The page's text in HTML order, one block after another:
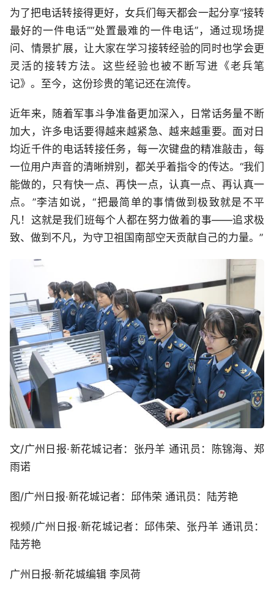
为了把电话转接得更好，女兵们每天都会一起分享“接转
最好的一件电话”“处置最难的一件电话”，通过现场提
问、情景扩展，让大家在学习接转经验的同时也学会更
灵活的接转方法。这些经验也被不断写进《老兵笔
记》。至今，这份珍贵的笔记还在流传。
近年来，随着军事斗争准备更加深入，日常话务量不断
加大，许多电话要得越来越紧急、越来越重要。面对日
均近千件的电话转接任务，每一次键盘的精准敲击，每
一位用户声音的清晰辨别，都关乎着指令的传达。“我们
能做的，只有快一点、再快一点，认真一点、再认真一
点。”李洁如说，“把最简单的事情做到极致就是不平
凡！这就是我们班每个人都在努力做着的事——追求极
致、做到不凡，为守卫祖国南部空天贡献自己的力量。”
文/广州日报·新花城记者：张丹羊 通讯员：陈锦海、郑
雨诺
图/广州日报·新花城记者：邱伟荣 通讯员：陆芳艳
视频/广州日报·新花城记者：邱伟荣、张丹羊 通讯员：
陆芳艳
广州日报·新花城编辑 李凤荷